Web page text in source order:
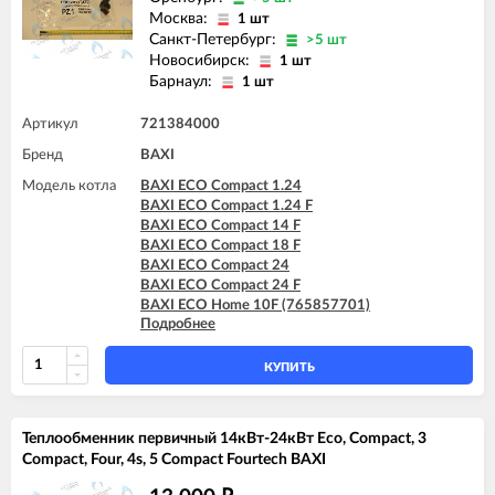
Москва: 1 шт
Санкт-Петербург: >5 шт
Новосибирск: 1 шт
Барнаул: 1 шт
Артикул 721384000
Бренд BAXI
Модель котла
BAXI ECO Compact 1.24
BAXI ECO Compact 1.24 F
BAXI ECO Compact 14 F
BAXI ECO Compact 18 F
BAXI ECO Compact 24
BAXI ECO Compact 24 F
BAXI ECO Home 10F (765857701)
BAXI ECO Home 10F (7729462)
BAXI ECO Home 10F (7787575)
BAXI ECO Home 14F (765281001)
BAXI ECO Home 14F (7729463)
BAXI ECO Home 24F (7729464)
BAXI ECO Home 24F (7787577)
Подробнее
КУПИТЬ
Теплообменник первичный 14кВт-24кВт Eco, Compact, 3
Compact, Four, 4s, 5 Compact Fourtech BAXI